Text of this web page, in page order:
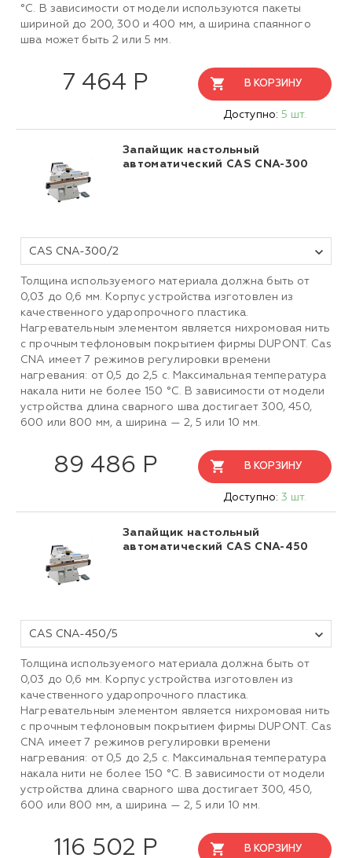
°C. В зависимости от модели используются пакеты
шириной до 200, 300 и 400 мм, а ширина спаянного
шва может быть 2 или 5 мм.
7 464 Р В КОРЗИНУ
Доступно: 5 шт.
Запайщик настольный
автоматический CAS CNA-300
CAS CNA-300/2
Толщина используемого материала должна быть от
0,03 до 0,6 мм. Корпус устройства изготовлен из
качественного ударопрочного пластика.
Нагревательным элементом является нихромовая нить
с прочным тефлоновым покрытием фирмы DUPONT. Cas
CNA имеет 7 режимов регулировки времени
нагревания: от 0,5 до 2,5 с. Максимальная температура
накала нити не более 150 °C. В зависимости от модели
устройства длина сварного шва достигает 300, 450,
600 или 800 мм, а ширина — 2, 5 или 10 мм.
89 486 Р В КОРЗИНУ
Доступно: 3 шт.
Запайщик настольный
автоматический CAS CNA-450
CAS CNA-450/5
Толщина используемого материала должна быть от
0,03 до 0,6 мм. Корпус устройства изготовлен из
качественного ударопрочного пластика.
Нагревательным элементом является нихромовая нить
с прочным тефлоновым покрытием фирмы DUPONT. Cas
CNA имеет 7 режимов регулировки времени
нагревания: от 0,5 до 2,5 с. Максимальная температура
накала нити не более 150 °C. В зависимости от модели
устройства длина сварного шва достигает 300, 450,
600 или 800 мм, а ширина — 2, 5 или 10 мм.
116 502 Р В КОРЗИНУ